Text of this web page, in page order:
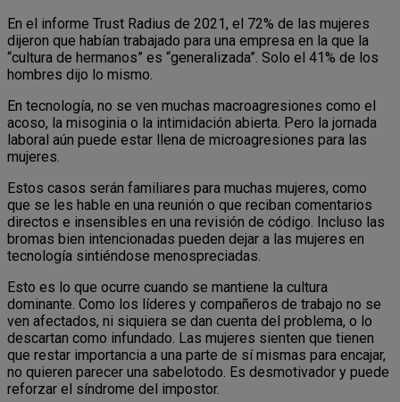
En el informe Trust Radius de 2021, el 72% de las mujeres
dijeron que habían trabajado para una empresa en la que la
“cultura de hermanos” es “generalizada”. Solo el 41% de los
hombres dijo lo mismo.
En tecnología, no se ven muchas macroagresiones como el
acoso, la misoginia o la intimidación abierta. Pero la jornada
laboral aún puede estar llena de microagresiones para las
mujeres.
Estos casos serán familiares para muchas mujeres, como
que se les hable en una reunión o que reciban comentarios
directos e insensibles en una revisión de código. Incluso las
bromas bien intencionadas pueden dejar a las mujeres en
tecnología sintiéndose menospreciadas.
Esto es lo que ocurre cuando se mantiene la cultura
dominante. Como los líderes y compañeros de trabajo no se
ven afectados, ni siquiera se dan cuenta del problema, o lo
descartan como infundado. Las mujeres sienten que tienen
que restar importancia a una parte de sí mismas para encajar,
no quieren parecer una sabelotodo. Es desmotivador y puede
reforzar el síndrome del impostor.